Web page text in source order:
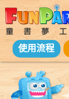
使用流程